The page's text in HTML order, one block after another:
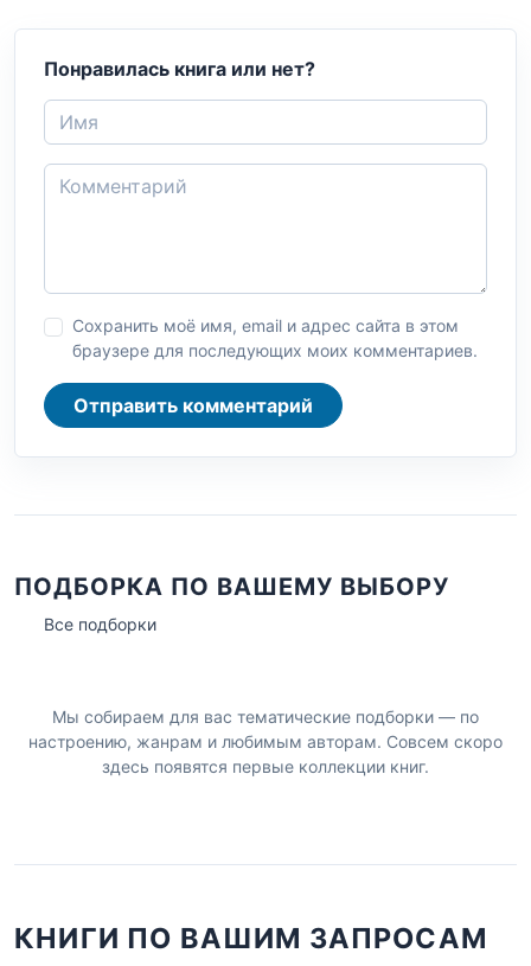
Понравилась книга или нет?
Сохранить моё имя, email и адрес сайта в этом
браузере для последующих моих комментариев.
Отправить комментарий
ПОДБОРКА ПО ВАШЕМУ ВЫБОРУ
Все подборки
Мы собираем для вас тематические подборки — по
настроению, жанрам и любимым авторам. Совсем скоро
здесь появятся первые коллекции книг.
КНИГИ ПО ВАШИМ ЗАПРОСАМ